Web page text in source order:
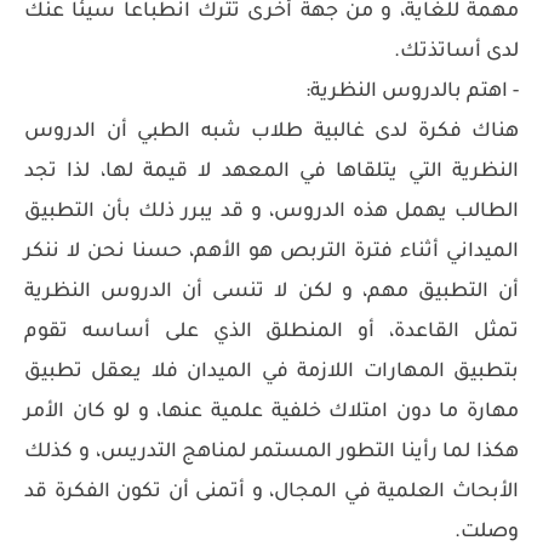
مهمة للغاية، و من جهة أخرى تترك انطباعا سيئا عنك
لدى أساتذتك.
- اهتم بالدروس النظرية:
هناك فكرة لدى غالبية طلاب شبه الطبي أن الدروس
النظرية التي يتلقاها في المعهد لا قيمة لها، لذا تجد
الطالب يهمل هذه الدروس، و قد يبرر ذلك بأن التطبيق
الميداني أثناء فترة التربص هو الأهم، حسنا نحن لا ننكر
أن التطبيق مهم، و لكن لا تنسى أن الدروس النظرية
تمثل القاعدة، أو المنطلق الذي على أساسه تقوم
بتطبيق المهارات اللازمة في الميدان فلا يعقل تطبيق
مهارة ما دون امتلاك خلفية علمية عنها، و لو كان الأمر
هكذا لما رأينا التطور المستمر لمناهج التدريس، و كذلك
الأبحاث العلمية في المجال، و أتمنى أن تكون الفكرة قد
وصلت.